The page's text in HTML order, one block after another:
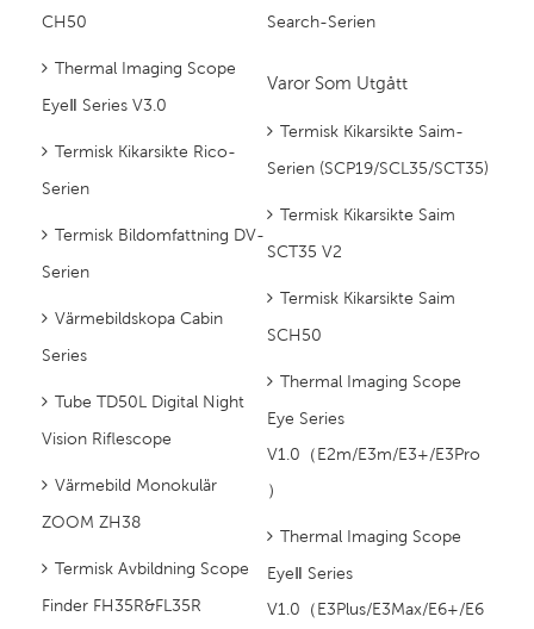
CH50
Thermal Imaging Scope
EyeⅡ Series V3.0
Termisk Kikarsikte Rico-
Serien
Termisk Bildomfattning DV-
Serien
Värmebildskopa Cabin
Series
Tube TD50L Digital Night
Vision Riflescope
Värmebild Monokulär
ZOOM ZH38
Termisk Avbildning Scope
Finder FH35R&FL35R
Search-Serien
Varor Som Utgått
Termisk Kikarsikte Saim-
Serien (SCP19/SCL35/SCT35)
Termisk Kikarsikte Saim
SCT35 V2
Termisk Kikarsikte Saim
SCH50
Thermal Imaging Scope
Eye Series
V1.0（E2m/E3m/E3+/E3Pro
）
Thermal Imaging Scope
EyeⅡ Series
V1.0（E3Plus/E3Max/E6+/E6